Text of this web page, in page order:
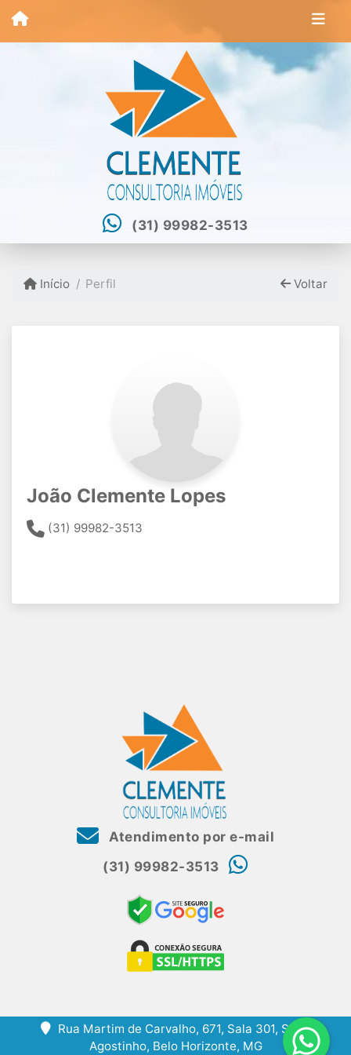
(31) 99982-3513
Início Perfil Voltar
João Clemente Lopes
(31) 99982-3513
Atendimento por e-mail
(31) 99982-3513
Rua Martim de Carvalho, 671, Sala 301, Santo
Agostinho, Belo Horizonte, MG